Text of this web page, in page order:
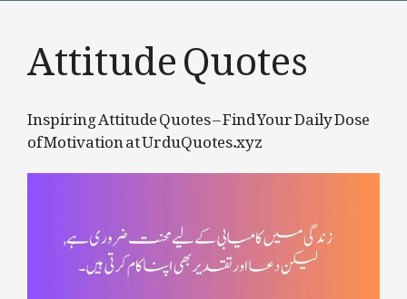
Attitude Quotes
Inspiring Attitude Quotes – Find Your Daily Dose
of Motivation at UrduQuotes.xyz